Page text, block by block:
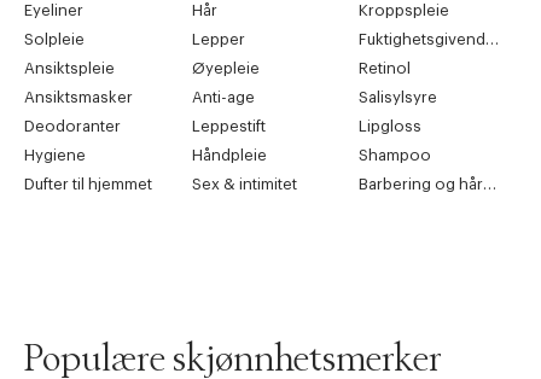
Eyeliner
Hår
Kroppspleie
Solpleie
Lepper
Ansiktspleie
Øyepleie
Retinol
Ansiktsmasker
Anti-age
Salisylsyre
Deodoranter
Leppestift
Lipgloss
Hygiene
Håndpleie
Shampoo
Dufter til hjemmet
Sex & intimitet
Populære skjønnhetsmerker